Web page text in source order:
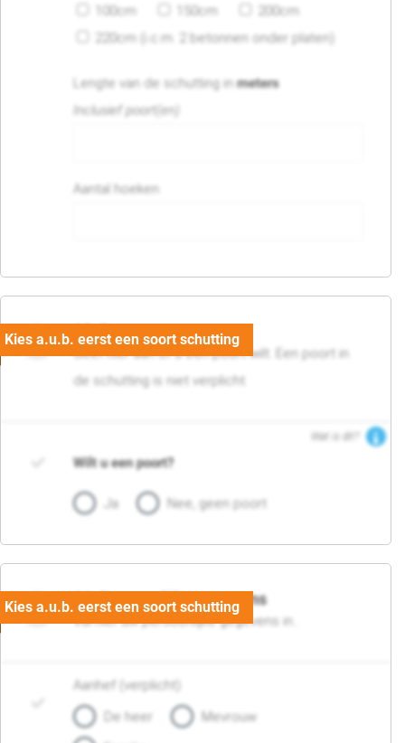
100cm
150cm
200cm
220cm (i.c.m. 2 betonnen onder platen)
Lengte van de schutting inmeters
Inclusief poort(en)
Aantal hoeken
05. Poort
Geef hier aan of u een poort wilt. Een poort in
de schutting is niet verplicht.
Wat is dit?
Wilt u een poort?
Ja Nee, geen poort
06. Persoonlijke gegevens
Vul hier uw persoonlijke gegevens in..
Aanhef (verplicht)
De heer
Mevrouw